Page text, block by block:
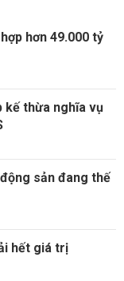
hơn 49.000 tỷ
kế thừa nghĩa vụ
sản đang thế
hết giá trị